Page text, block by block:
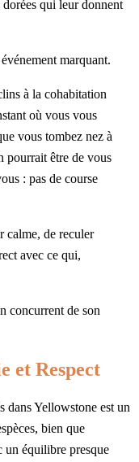
qui leur donnent
marquant.
à la cohabitation
où vous vous
vous tombez nez à
pourrait être de vous
: pas de course
calme, de reculer
avec ce qui,
concurrent de son
et Respect
dans Yellowstone est un
bien que
un équilibre presque